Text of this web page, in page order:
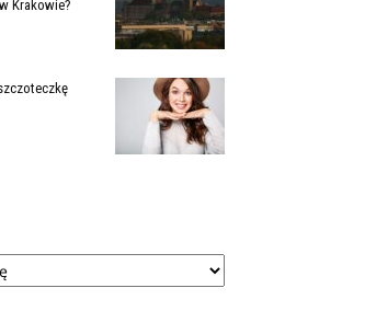
Krakowie?